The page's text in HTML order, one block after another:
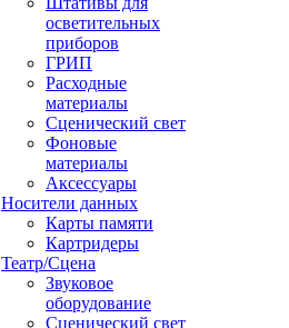
осветительных
приборов
ГРИП
Расходные
материалы
Сценический свет
Фоновые
материалы
Аксессуары
Носители данных
Карты памяти
Картридеры
Театр/Сцена
Звуковое
оборудование
Сценический свет